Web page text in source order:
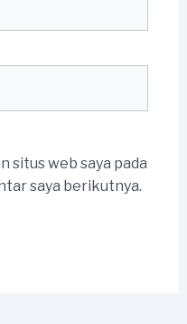
situs web saya pada
saya berikutnya.